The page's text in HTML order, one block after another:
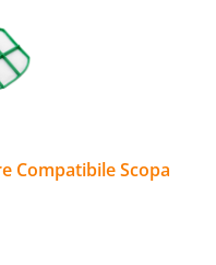
Compatibile Scopa